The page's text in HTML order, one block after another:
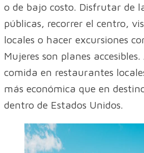
o de bajo costo. Disfrutar de
públicas, recorrer el centro,
locales o hacer excursiones
Mujeres son planes
comida en restaurantes
más económica que en
dentro de Estados Unidos.